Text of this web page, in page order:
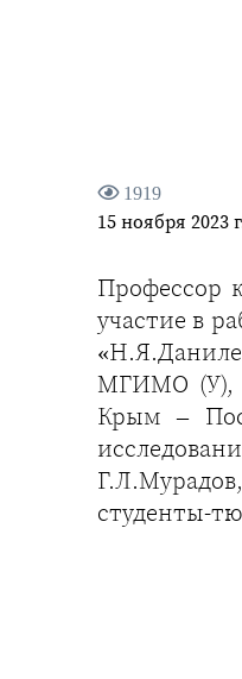
1919
15 ноября 2023
Профессор
участие в
МГИМО (У),
Крым –
студенты-